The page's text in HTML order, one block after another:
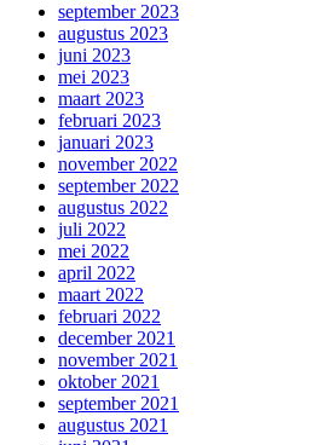
september 2023
augustus 2023
juni 2023
mei 2023
maart 2023
februari 2023
januari 2023
november 2022
september 2022
augustus 2022
juli 2022
mei 2022
april 2022
maart 2022
februari 2022
december 2021
november 2021
oktober 2021
september 2021
augustus 2021